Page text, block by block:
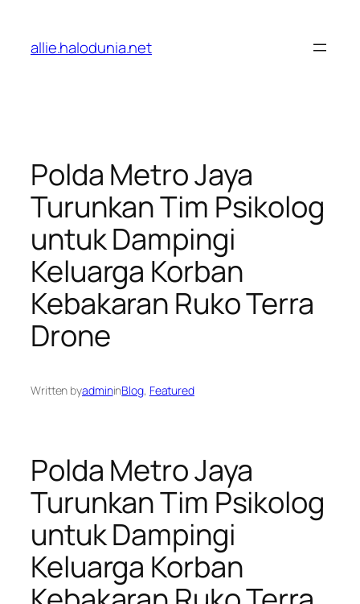
konten
allie.halodunia.net
Polda Metro Jaya
Turunkan Tim Psikolog
untuk Dampingi
Keluarga Korban
Kebakaran Ruko Terra
Drone
Written byadmininBlog, Featured
Polda Metro Jaya
Turunkan Tim Psikolog
untuk Dampingi
Keluarga Korban